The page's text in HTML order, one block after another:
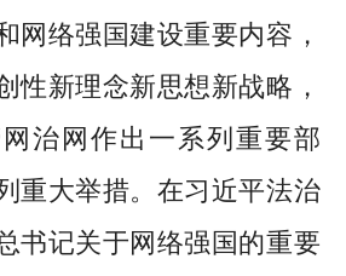
网络强国建设重要内容，
性新理念新思想新战略，
治网作出一系列重要部
重大举措。在习近平法治
书记关于网络强国的重要